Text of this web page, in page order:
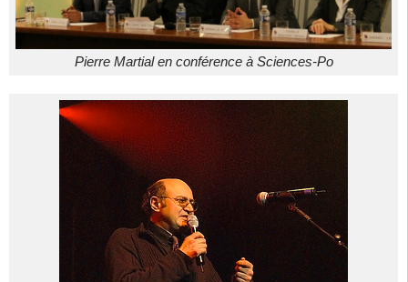
Pierre Martial en conférence à Sciences-Po